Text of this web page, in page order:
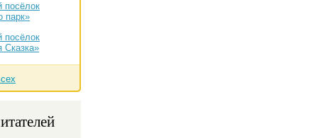
посёлок
парк»
посёлок
Сказка»